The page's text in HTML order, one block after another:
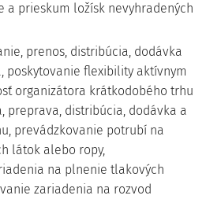
a prieskum ložísk nevyhradených
prenos, distribúcia, dodávka
poskytovanie flexibility aktívnym
organizátora krátkodobého trhu
preprava, distribúcia, dodávka a
prevádzkovanie potrubí na
látok alebo ropy,
na plnenie tlakových
zariadenia na rozvod